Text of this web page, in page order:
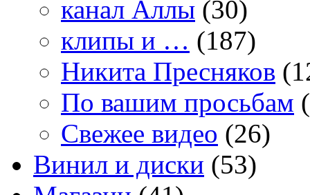
канал Аллы (30)
клипы и … (187)
Никита Пресняков
По вашим просьбам
Свежее видео (26)
Винил и диски (53)